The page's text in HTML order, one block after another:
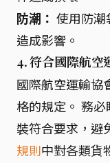
防潮： 使用防潮
造成影響。
4. 符合國際航空
國際航空運輸協
格的規定。 務
裝符合要求，避
規則中對各類貨